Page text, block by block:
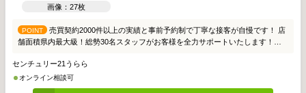
画像：27枚
POINT
売買契約2000件以上の実績と事前予約制で丁寧な接客が自慢です！ 店
舗面積県内最大級！総勢30名スタッフがお客様を全力サポートいたします！
井が高く開放的 ・南東向きバルコニーの為朝日がよくあたります ・商業施設充
実エリア 【安心の簡易インスペクション実施】 新築でも中古でも本当にこのお
家で大丈夫？とご不安がある方も安心！ 簡易インスペクションを行うことで建
センチュリー21うらら
オンライン相談可